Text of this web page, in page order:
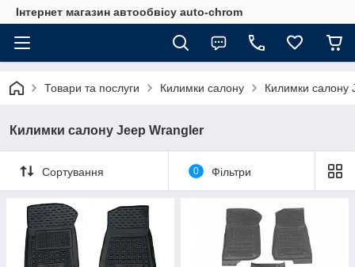
Інтернет магазин автообвісу auto-chrom
Товари та послуги Килимки салону Килимки салону
Килимки салону Jeep Wrangler
Сортування 0 Фільтри